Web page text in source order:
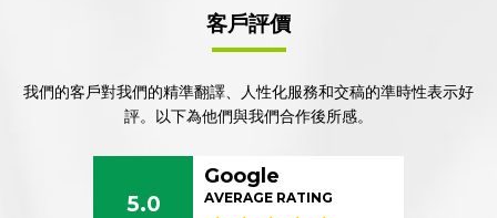
客戶評價
我們的客戶對我們的精準翻譯、人性化服務和交稿的準時性表示好
評。以下為他們與我們合作後所感。
5.0
Google
AVERAGE RATING